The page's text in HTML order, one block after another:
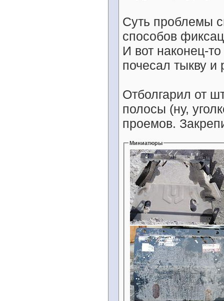
Суть проблемы
способов
И вот наконец-
почесал тыкву
Отболгарил от
полосы (ну,
проемов.
Миниатюры